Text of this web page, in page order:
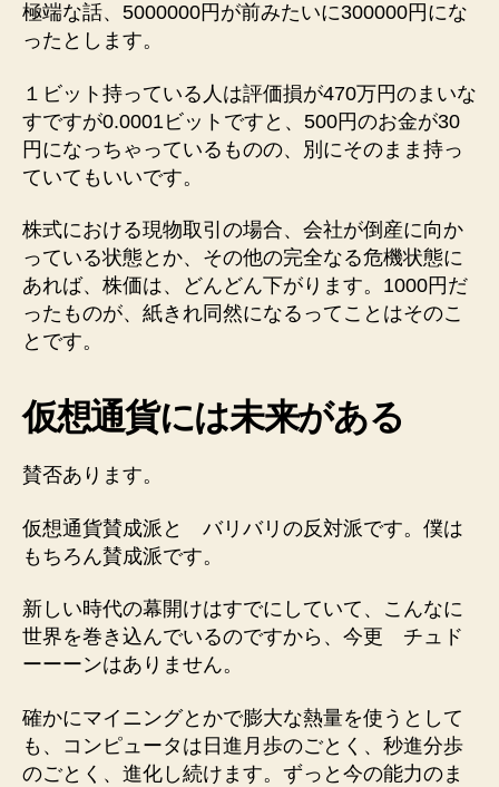
極端な話、5000000円が前みたいに300000円にな
ったとします。
１ビット持っている人は評価損が470万円のまいな
すですが0.0001ビットですと、500円のお金が30
円になっちゃっているものの、別にそのまま持っ
ていてもいいです。
株式における現物取引の場合、会社が倒産に向か
っている状態とか、その他の完全なる危機状態に
あれば、株価は、どんどん下がります。1000円だ
ったものが、紙きれ同然になるってことはそのこ
とです。
仮想通貨には未来がある
賛否あります。
仮想通貨賛成派と バリバリの反対派です。僕は
もちろん賛成派です。
新しい時代の幕開けはすでにしていて、こんなに
世界を巻き込んでいるのですから、今更 チュド
ーーーンはありません。
確かにマイニングとかで膨大な熱量を使うとして
も、コンピュータは日進月歩のごとく、秒進分歩
のごとく、進化し続けます。ずっと今の能力のま